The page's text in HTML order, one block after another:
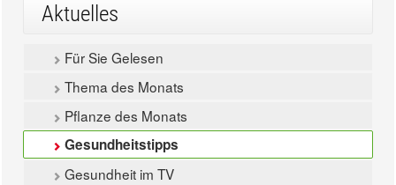
Aktuelles
Für Sie Gelesen
Thema des Monats
Pflanze des Monats
Gesundheitstipps
Gesundheit im TV